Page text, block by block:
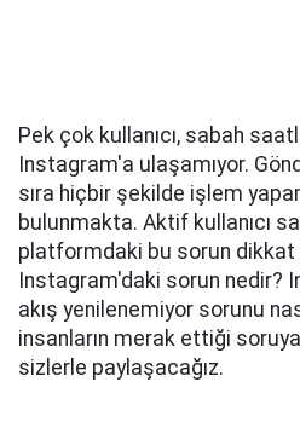
Pek çok kullanıcı, sabah
Instagram'a ulaşamıyor.
sıra hiçbir şekilde işlem
bulunmakta. Aktif kullanıcı
platformdaki bu sorun dikkat
Instagram'daki sorun nedir?
akış yenilenemiyor sorunu
insanların merak ettiği soruya
sizlerle paylaşacağız.